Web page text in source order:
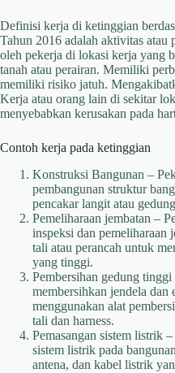
Definisi kerja di ketinggian
Tahun 2016 adalah aktivitas atau
oleh pekerja di lokasi kerja yang
tanah atau perairan. Memiliki
memiliki risiko jatuh.
Kerja atau orang lain di sekitar
menyebabkan kerusakan pada
Contoh kerja pada ketinggian
Konstruksi Bangunan –
pembangunan struktur
pencakar langit atau
Pemeliharaan jembatan –
inspeksi dan pemeliharaan
tali atau perancah untuk
yang tinggi.
Pembersihan gedung
membersihkan jendela dan
menggunakan alat
tali dan harness.
Pemasangan sistem listrik
sistem listrik pada
antena, dan kabel listrik